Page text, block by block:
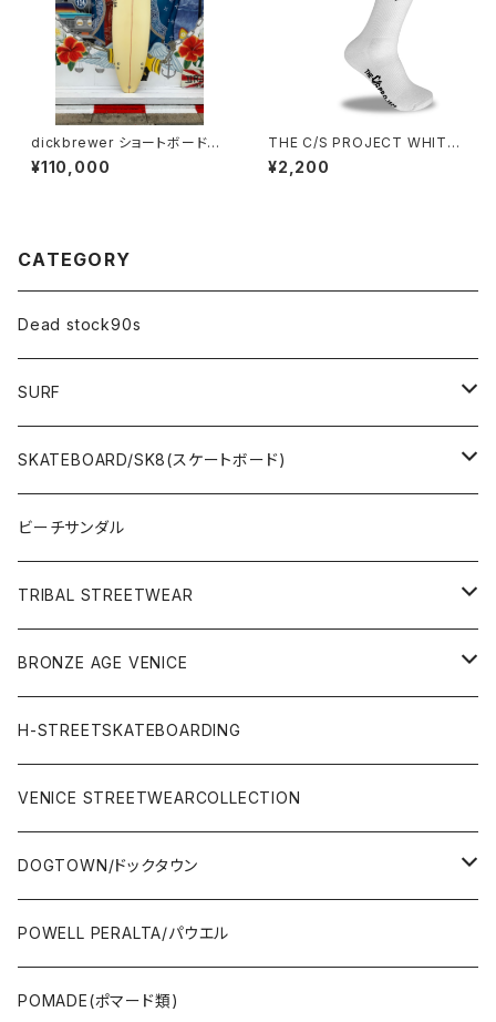
dickbrewer ショートボード
新中古 展示品 本人シェイプ
¥110,000
THE C/S PROJECT WHITE
C/S SOCKS
¥2,200
CATEGORY
Dead stock90s
SURF
WetSuits(ウェットスーツ )
Surf Board(サーフボード )
OTHERS(サーフ小物)
WEAR(サーフブランド衣類)
Rhythm(サーフアパレル)
Ripcurl(サーフブランド)
SKATEBOARD/SK8(スケートボード)
CLOTHING(アパレル)
DECK(デッキ)
COMPLETE（完成品）
STREET
SURFSKATE
TRUCK(トラック)
WHEEL(ウィール)
OTHERS(スケボー小物/ステッカー類)
JAYADAMS/ジェイアダムス
ビーチサンダル
TRIBAL STREETWEAR
小物類
SALE
BRONZE AGE VENICE
made in JAPAN
made in USA
H-STREETSKATEBOARDING
VENICE STREETWEARCOLLECTION
DOGTOWN/ドックタウン
WEAR(衣類)
Deck(スケートデッキ)
POWELL PERALTA/パウエル
POMADE(ポマード類)